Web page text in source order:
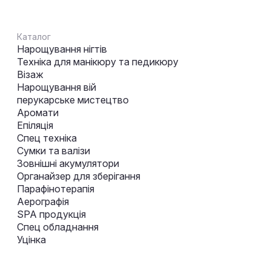
Каталог
Нарощування нігтів
Техніка для манікюру та педикюру
Візаж
Нарощування вій
перукарське мистецтво
Аромати
Епіляція
Спец техніка
Сумки та валізи
Зовнішні акумулятори
Органайзер для зберігання
Парафінотерапія
Аерографія
SPA продукція
Спец обладнання
Уцінка